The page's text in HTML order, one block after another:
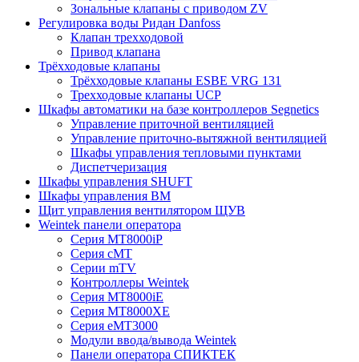
Зональные клапаны с приводом ZV
Регулировка воды Ридан Danfoss
Клапан трехходовой
Привод клапана
Трёхходовые клапаны
Трёхходовые клапаны ESBE VRG 131
Трехходовые клапаны UCP
Шкафы автоматики на базе контроллеров Segnetics
Управление приточной вентиляцией
Управление приточно-вытяжной вентиляцией
Шкафы управления тепловыми пунктами
Диспетчеризация
Шкафы управления SHUFT
Шкафы управления BM
Щит управления вентилятором ЩУВ
Weintek панели оператора
Серия MT8000iP
Серия cMT
Серии mTV
Контроллеры Weintek
Серия MT8000iE
Серия MT8000XE
Серия eMT3000
Модули ввода/вывода Weintek
Панели оператора СПИКТЕК